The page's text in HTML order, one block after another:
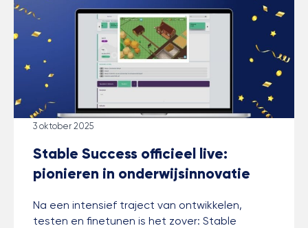
Stable Success officieel live:
pionieren in onderwijsinnovatie
3 oktober 2025
Na een intensief traject van ontwikkelen,
testen en finetunen is het zover: Stable